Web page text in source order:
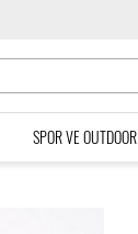
SPOR VE OUTDOOR